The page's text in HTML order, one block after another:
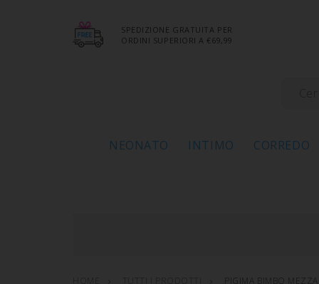
SPEDIZIONE GRATUITA PER
ORDINI SUPERIORI A €69,99
NEONATO INTIMO CORREDO
PIGIMA BIMBO